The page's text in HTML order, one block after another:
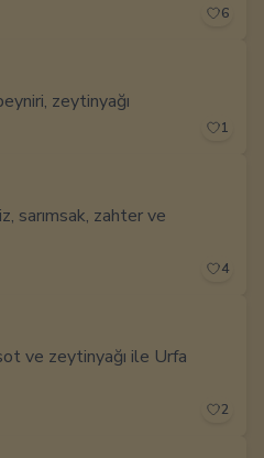
6
zeytinyağı
1
sarımsak, zahter ve
4
ve zeytinyağı ile Urfa
2